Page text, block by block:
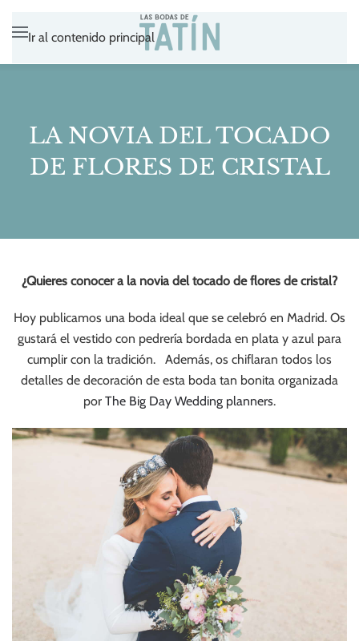
Ir al contenido principal
LA NOVIA DEL TOCADO
DE FLORES DE CRISTAL
¿Quieres conocer a la novia del tocado de flores de cristal?
Hoy publicamos una boda ideal que se celebró en Madrid. Os
gustará el vestido con pedrería bordada en plata y azul para
cumplir con la tradición. Además, os chiflaran todos los
detalles de decoración de esta boda tan bonita organizada
por The Big Day Wedding planners.